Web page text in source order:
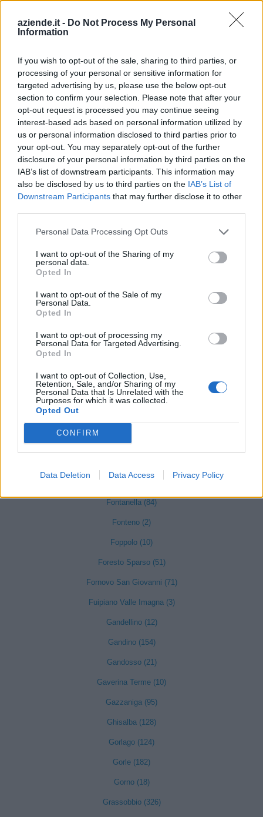
aziende.it - Do Not Process My Personal
Information
If you wish to opt-out of the sale, sharing to third parties, or
processing of your personal or sensitive information for
targeted advertising by us, please use the below opt-out
section to confirm your selection. Please note that after your
opt-out request is processed you may continue seeing
interest-based ads based on personal information utilized by
us or personal information disclosed to third parties prior to
your opt-out. You may separately opt-out of the further
disclosure of your personal information by third parties on the
IAB’s list of downstream participants. This information may
also be disclosed by us to third parties on the IAB’s List of
Downstream Participants that may further disclose it to other
Personal Data Processing Opt Outs
I want to opt-out of the Sharing of my
personal data.
Opted In
I want to opt-out of the Sale of my
Personal Data.
Opted In
I want to opt-out of processing my
Personal Data for Targeted Advertising.
Opted In
I want to opt-out of Collection, Use,
Retention, Sale, and/or Sharing of my
Personal Data that Is Unrelated with the
Purposes for which it was collected.
Opted Out
CONFIRM
Data Deletion Data Access Privacy Policy
Clusone (280)
Colere (29)
Colzate (34)
Comun Nuovo (89)
Corna Imagna (6)
Cornalba (2)
Cortenuova (41)
Costa Valle Imagna (4)
Costa di Mezzate (68)
Costa Serina (11)
Dossena (10)
Entratico (29)
Fara Gera d'Adda (118)
Fara Olivana con Sola (27)
Filago (50)
Fiorano al Serio (59)
Fontanella (84)
Fonteno (2)
Foppolo (10)
Foresto Sparso (51)
Fornovo San Giovanni (71)
Fuipiano Valle Imagna (3)
Gandellino (12)
Gandino (154)
Gandosso (21)
Gaverina Terme (10)
Gazzaniga (95)
Ghisalba (128)
Gorlago (124)
Gorle (182)
Gorno (18)
Grassobbio (326)